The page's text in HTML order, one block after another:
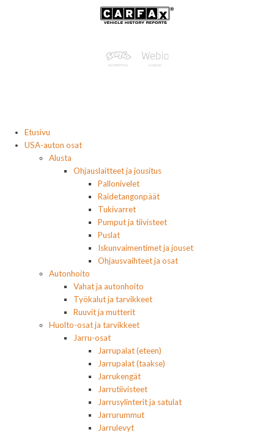
Etusivu
USA-auton osat
Alusta
Ohjauslaitteet ja jousitus
Pallonivelet
Raidetangonpäät
Tukivarret
Pumput ja tiivisteet
Puslat
Iskunvaimentimet ja jouset
Ohjausvaihteet ja osat
Autonhoito
Vahat ja autonhoito
Työkalut ja tarvikkeet
Ruuvit ja mutterit
Huolto-osat ja tarvikkeet
Jarru-osat
Jarrupalat (eteen)
Jarrupalat (taakse)
Jarrukengät
Jarrutiivisteet
Jarrusylinterit ja satulat
Jarrurummut
Jarrulevyt